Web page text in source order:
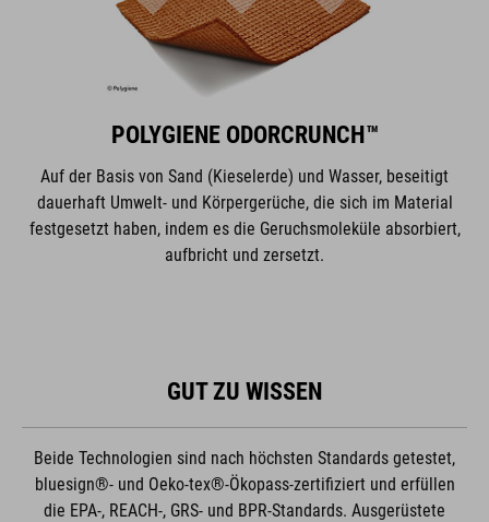
POLYGIENE ODORCRUNCH™
Auf der Basis von Sand (Kieselerde) und Wasser, beseitigt
dauerhaft Umwelt- und Körpergerüche, die sich im Material
festgesetzt haben, indem es die Geruchsmoleküle absorbiert,
aufbricht und zersetzt.
GUT ZU WISSEN
Beide Technologien sind nach höchsten Standards getestet,
bluesign®- und Oeko-tex®-Ökopass-zertifiziert und erfüllen
die EPA-, REACH-, GRS- und BPR-Standards. Ausgerüstete